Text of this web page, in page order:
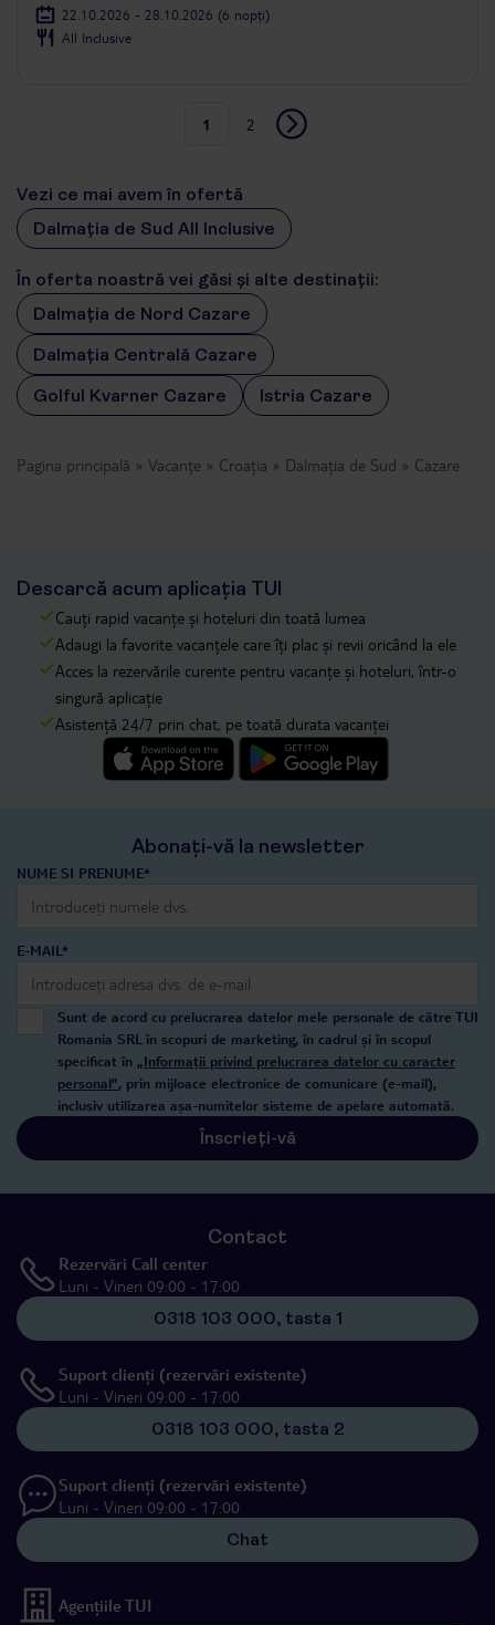
22.10.2026 - 28.10.2026 (6 nopți)
All Inclusive
1 2
Vezi ce mai avem în ofertă
Dalmația de Sud All Inclusive
În oferta noastră vei găsi și alte destinații:
Dalmația de Nord Cazare
Dalmația Centrală Cazare
Golful Kvarner Cazare
Istria Cazare
Pagina principală Vacanțe Croația Dalmația de Sud Cazare
Descarcă acum aplicația TUI
Cauți rapid vacanțe și hoteluri din toată lumea
Adaugi la favorite vacanțele care îți plac și revii oricând la ele
Acces la rezervările curente pentru vacanțe și hoteluri, într-o
singură aplicație
Asistență 24/7 prin chat, pe toată durata vacanței
Abonați-vă la newsletter
NUME SI PRENUME*
E-MAIL*
Sunt de acord cu prelucrarea datelor mele personale de către TUI
Romania SRL în scopuri de marketing, în cadrul și în scopul
specificat în „Informații privind prelucrarea datelor cu caracter
personal”, prin mijloace electronice de comunicare (e-mail),
inclusiv utilizarea așa-numitelor sisteme de apelare automată.
Înscrieți-vă
Contact
Rezervări Call center
Luni - Vineri 09:00 - 17:00
0318 103 000, tasta 1
Suport clienți (rezervări existente)
Luni - Vineri 09:00 - 17:00
0318 103 000, tasta 2
Suport clienți (rezervări existente)
Luni - Vineri 09:00 - 17:00
Chat
Agențiile TUI